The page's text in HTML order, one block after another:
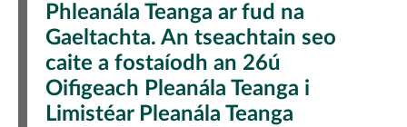
Phleanála Teanga ar fud na
Gaeltachta. An tseachtain seo
caite a fostaíodh an 26ú
Oifigeach Pleanála Teanga i
Limistéar Pleanála Teanga